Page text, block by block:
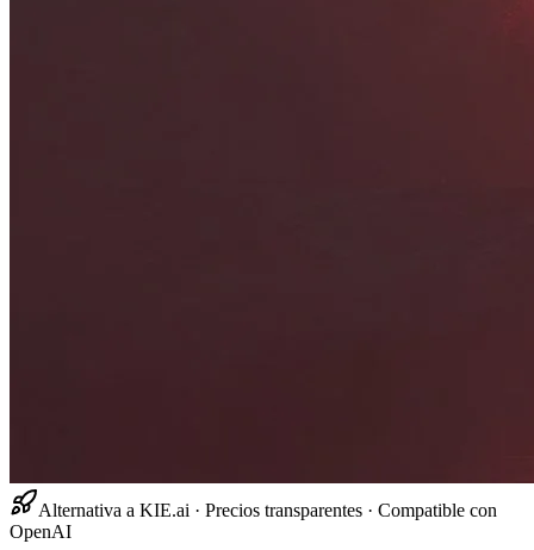
Alternativa a KIE.ai · Precios transparentes · Compatible con
OpenAI